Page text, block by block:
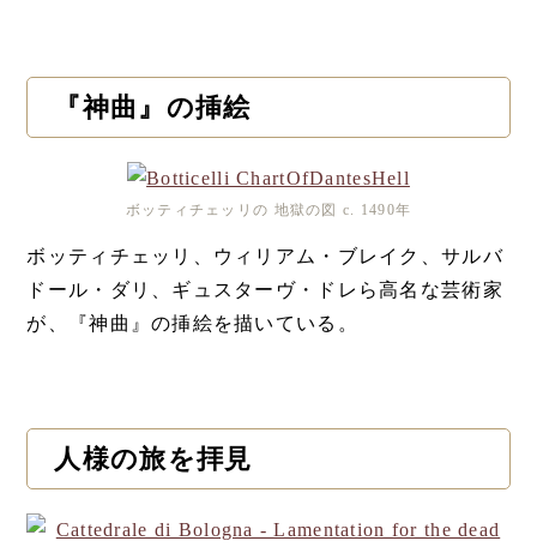
『神曲』の挿絵
ボッティチェッリの 地獄の図 c. 1490年
ボッティチェッリ、ウィリアム・ブレイク、サルバ
ドール・ダリ、ギュスターヴ・ドレら高名な芸術家
が、『神曲』の挿絵を描いている。
人様の旅を拝見